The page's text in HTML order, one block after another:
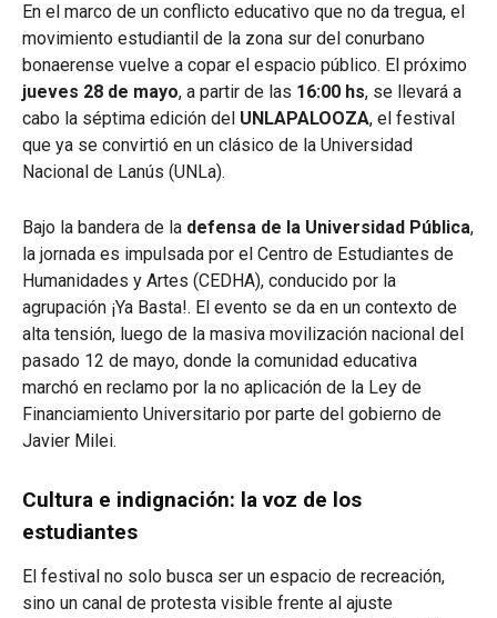
En el marco de un conflicto educativo que no da tregua, el
movimiento estudiantil de la zona sur del conurbano
bonaerense vuelve a copar el espacio público. El próximo
jueves 28 de mayo, a partir de las 16:00 hs, se llevará a
cabo la séptima edición del UNLAPALOOZA, el festival
que ya se convirtió en un clásico de la Universidad
Nacional de Lanús (UNLa).
Bajo la bandera de la defensa de la Universidad Pública,
la jornada es impulsada por el Centro de Estudiantes de
Humanidades y Artes (CEDHA), conducido por la
agrupación ¡Ya Basta!. El evento se da en un contexto de
alta tensión, luego de la masiva movilización nacional del
pasado 12 de mayo, donde la comunidad educativa
marchó en reclamo por la no aplicación de la Ley de
Financiamiento Universitario por parte del gobierno de
Javier Milei.
Cultura e indignación: la voz de los
estudiantes
El festival no solo busca ser un espacio de recreación,
sino un canal de protesta visible frente al ajuste